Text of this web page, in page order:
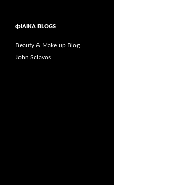
ΦΙΛΙΚΆ BLOGS
Beauty & Make up Blog
John Sclavos